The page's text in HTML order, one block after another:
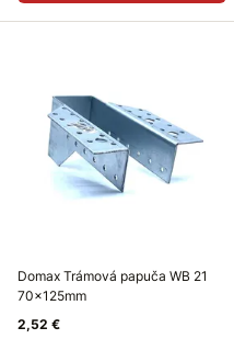
Domax Trámová papuča WB 21
70x125mm
2,52 €